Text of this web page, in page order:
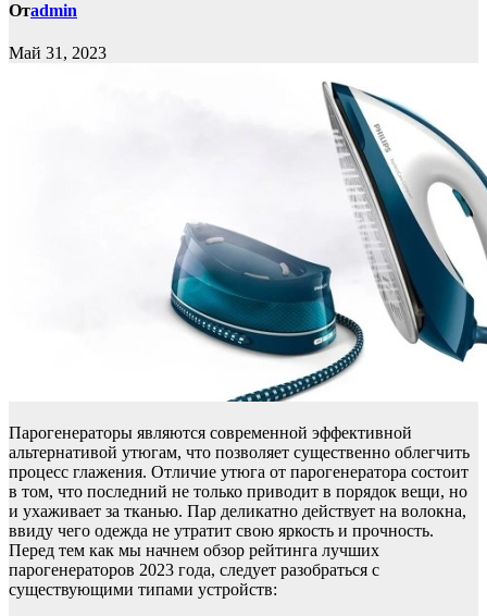
Отadmin
Май 31, 2023
Парогенераторы являются современной эффективной
альтернативой утюгам, что позволяет существенно облегчить
процесс глажения. Отличие утюга от парогенератора состоит
в том, что последний не только приводит в порядок вещи, но
и ухаживает за тканью. Пар деликатно действует на волокна,
ввиду чего одежда не утратит свою яркость и прочность.
Перед тем как мы начнем обзор рейтинга лучших
парогенераторов 2023 года, следует разобраться с
существующими типами устройств: